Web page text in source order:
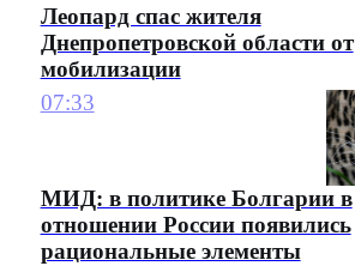
Леопард спас жителя
Днепропетровской области от
мобилизации
07:33
МИД: в политике Болгарии в
отношении России появились
рациональные элементы